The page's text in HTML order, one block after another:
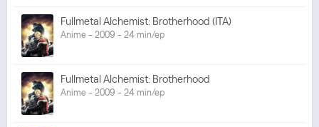
Fullmetal Alchemist: Brotherhood (ITA)
Anime - 2009 - 24 min/ep
Fullmetal Alchemist: Brotherhood
Anime - 2009 - 24 min/ep